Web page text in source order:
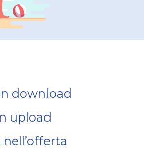
download
upload